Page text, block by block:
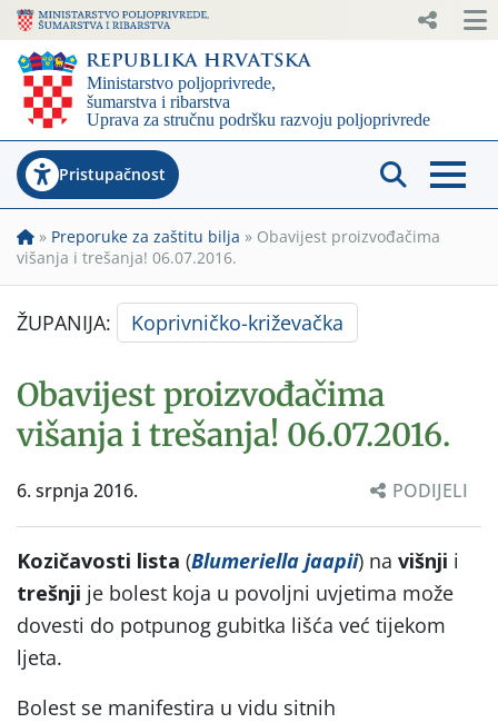
Pristupačnost
» Preporuke za zaštitu bilja » Obavijest proizvođačima
višanja i trešanja! 06.07.2016.
ŽUPANIJA: Koprivničko-križevačka
Obavijest proizvođačima
višanja i trešanja! 06.07.2016.
6. srpnja 2016. PODIJELI
Kozičavosti lista (Blumeriella jaapii) na višnji i
trešnji je bolest koja u povoljni uvjetima može
dovesti do potpunog gubitka lišća već tijekom
ljeta.
Bolest se manifestira u vidu sitnih